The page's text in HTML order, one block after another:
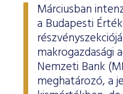
Márciusban
a Budapesti
makrogazdasági
Nemzeti Bank
meghatározó, a